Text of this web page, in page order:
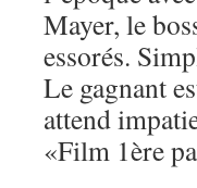
Mayer, le
essorés.
Le gagnant
attend
«Film 1ère